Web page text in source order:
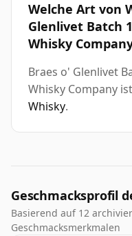
Welche Art von
Glenlivet Batch
Whisky
Braes o' Glenlivet
Whisky Company
Whisky.
Geschmacksprofil
Basierend auf 12
Geschmacksmerkmalen